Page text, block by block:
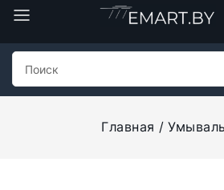
Главная